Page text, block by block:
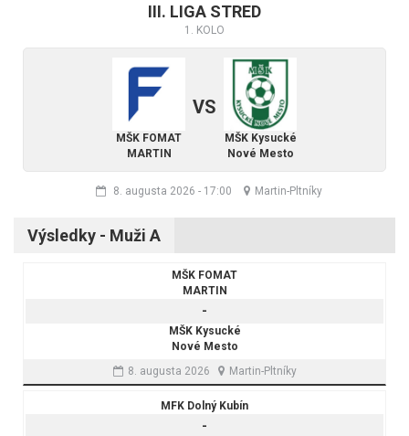
III. LIGA STRED
1. KOLO
MŠK FOMAT
MARTIN
VS
MŠK Kysucké
Nové Mesto
8. augusta 2026 - 17:00 Martin-Pltníky
Výsledky - Muži A
MŠK FOMAT
MARTIN
-
MŠK Kysucké
Nové Mesto
8. augusta 2026
Martin-Pltníky
MFK Dolný Kubín
-